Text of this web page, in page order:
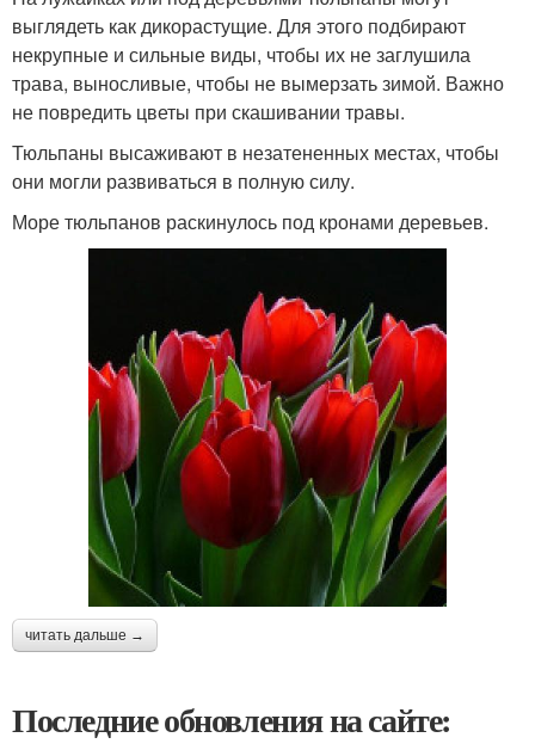
выглядеть как дикорастущие. Для этого подбирают
некрупные и сильные виды, чтобы их не заглушила
трава, выносливые, чтобы не вымерзать зимой. Важно
не повредить цветы при скашивании травы.
Тюльпаны высаживают в незатененных местах, чтобы
они могли развиваться в полную силу.
Море тюльпанов раскинулось под кронами деревьев.
читать дальше →
Последние обновления на сайте: